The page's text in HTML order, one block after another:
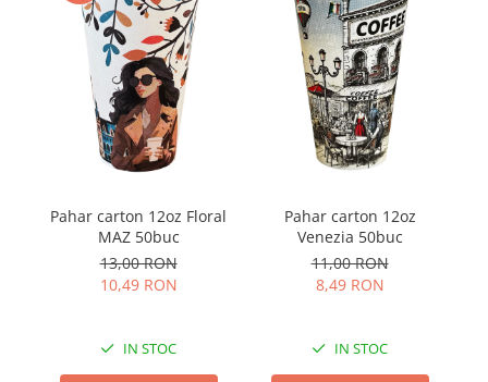
Pahar carton 12oz Floral
MAZ 50buc
13,00 RON
10,49 RON
IN STOC
Pahar carton 12oz
Venezia 50buc
11,00 RON
8,49 RON
IN STOC